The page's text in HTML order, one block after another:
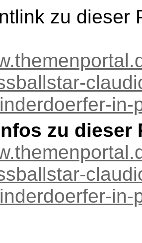
zu dieser
in-
zu dieser
in-